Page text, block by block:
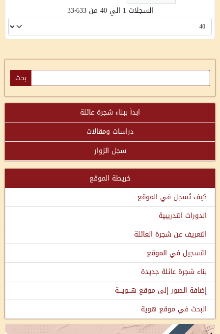
السجلات 1 الي 40 من 33٬633
ابدأ ببناء شجرة عائلة
دراسات ومقالات
سجل الزوار
خريطة الموقع
كيف تُسجل في الموقع
الدورات التدريبية
التعريف عن شجرة العائلة
التسجيل في الموقع
بناء شجرة عائلة جديدة
إضافة الصور إلى موقع هـــويـــة
البحث في موقع هوية